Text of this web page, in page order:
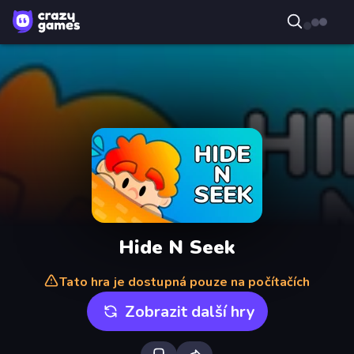
Hide N Seek
Tato hra je dostupná pouze na počítačích
Zobrazit další hry